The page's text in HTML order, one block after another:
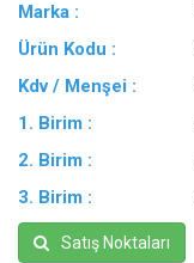
Marka :
Ürün Kodu :
Kdv / Menşei :
1. Birim :
2. Birim :
3. Birim :
Satış Noktaları